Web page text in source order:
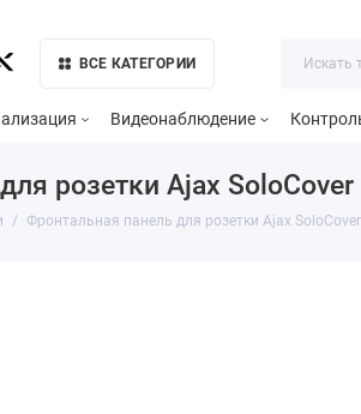
ВСЕ КАТЕГОРИИ
Видеонаблюдение
розетки Ajax
Фронтальная панель для розетки Ajax